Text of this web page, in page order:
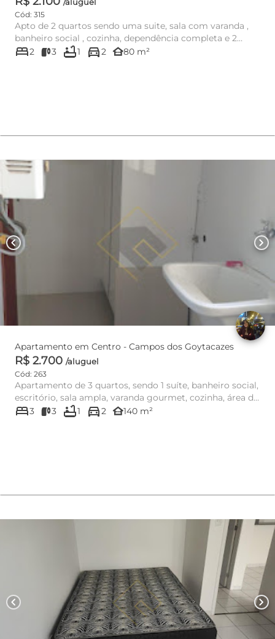
Cód: 315
Apto de 2 quartos sendo uma suite, sala com varanda ,
banheiro social , cozinha, dependência completa e 2
vagas de garag...
bed2 3 bathtub1 directions_car2 other_houses80 m²
chevron_left chevron_right
Apartamento em Centro - Campos dos Goytacazes
R$ 2.700 /aluguel
Cód: 263
Apartamento de 3 quartos, sendo 1 suíte, banheiro social,
escritório, sala ampla, varanda gourmet, cozinha, área de
serv...
bed3 3 bathtub1 directions_car2 other_houses140 m²
chevron_left chevron_right